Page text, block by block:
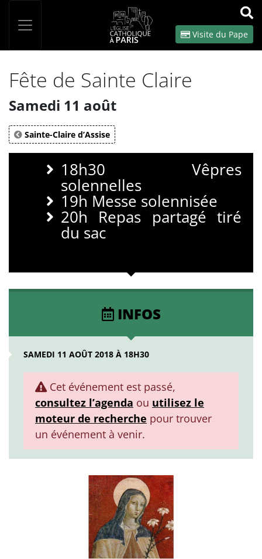
OK
Visite du Pape
Fête de Sainte Claire
Samedi 11 août
Sainte-Claire d’Assise
18h30 Vêpres
solennelles
19h Messe solennisée
20h Repas partagé tiré
du sac
INFOS
SAMEDI 11 AOÛT 2018 À 18H30
Cet événement est passé,
consultez l’agenda ou utilisez le
moteur de recherche pour trouver
un événement à venir.
Panneau de gestion des cookies